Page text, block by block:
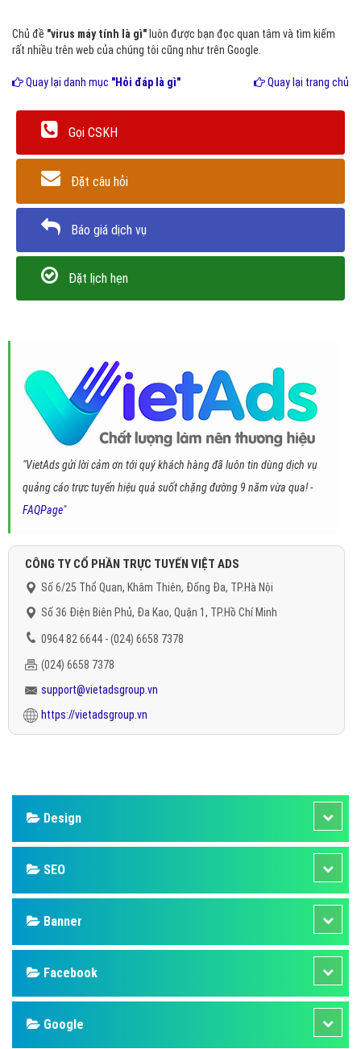
Chủ đề "virus máy tính là gì" luôn được bạn đọc quan tâm và tìm kiếm
rất nhiều trên web của chúng tôi cũng như trên Google.
Quay lại danh mục "Hỏi đáp là gì" Quay lại trang chủ
Gọi CSKH
Đặt câu hỏi
Báo giá dịch vụ
Đặt lịch hẹn
"VietAds gửi lời cảm ơn tới quý khách hàng đã luôn tin dùng dịch vụ
quảng cáo trực tuyến hiệu quả suốt chặng đường 9 năm vừa qua! -
FAQPage"
CÔNG TY CỔ PHẦN TRỰC TUYẾN VIỆT ADS
Số 6/25 Thổ Quan, Khâm Thiên, Đống Đa, TP.Hà Nội
Số 36 Điện Biên Phủ, Đa Kao, Quận 1, TP.Hồ Chí Minh
0964 82 6644 - (024) 6658 7378
(024) 6658 7378
support@vietadsgroup.vn
https://vietadsgroup.vn